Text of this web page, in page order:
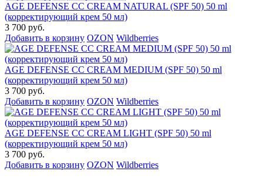
AGE DEFENSE CC CREAM NATURAL (SPF 50) 50 ml
(корректирующий крем 50 мл)
3 700 руб.
Добавить в корзину OZON Wildberries
AGE DEFENSE CC CREAM MEDIUM (SPF 50) 50 ml
(корректирующий крем 50 мл)
3 700 руб.
Добавить в корзину OZON Wildberries
AGE DEFENSE CC CREAM LIGHT (SPF 50) 50 ml
(корректирующий крем 50 мл)
3 700 руб.
Добавить в корзину OZON Wildberries